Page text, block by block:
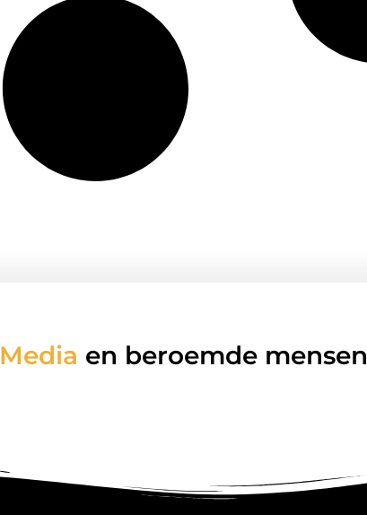
Media en beroemde mensen